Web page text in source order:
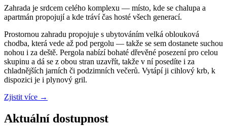
Zahrada je srdcem celého komplexu — místo, kde se chalupa a
apartmán propojují a kde tráví čas hosté všech generací.
Prostornou zahradu propojuje s ubytováním velká oblouková
chodba, která vede až pod pergolu — takže se sem dostanete suchou
nohou i za deště. Pergola nabízí bohaté dřevěné posezení pro celou
skupinu a dá se z obou stran uzavřít, takže v ní posedíte i za
chladnějších jarních či podzimních večerů. Vytápí ji cihlový krb, k
dispozici je i plynový gril.
Zjistit více →
Aktuální dostupnost